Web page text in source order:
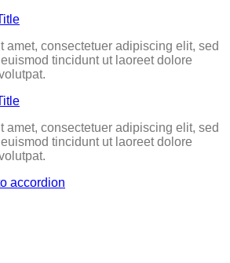
amet, consectetuer adipiscing elit, sed
tincidunt ut laoreet dolore
amet, consectetuer adipiscing elit, sed
tincidunt ut laoreet dolore
accordion